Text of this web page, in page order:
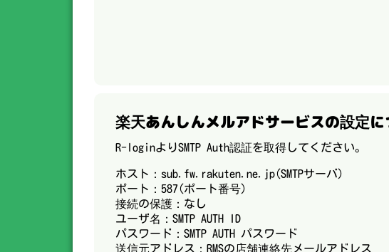
楽天あんしんメルアドサービスの設定に
R-loginよりSMTP Auth認証を取得してください。
ホスト：sub.fw.rakuten.ne.jp(SMTPサーバ)
ポート：587(ポート番号)
接続の保護：なし
ユーザ名：SMTP AUTH ID
パスワード：SMTP AUTH パスワード
送信元アドレス：RMSの店舗連絡先メールアドレス